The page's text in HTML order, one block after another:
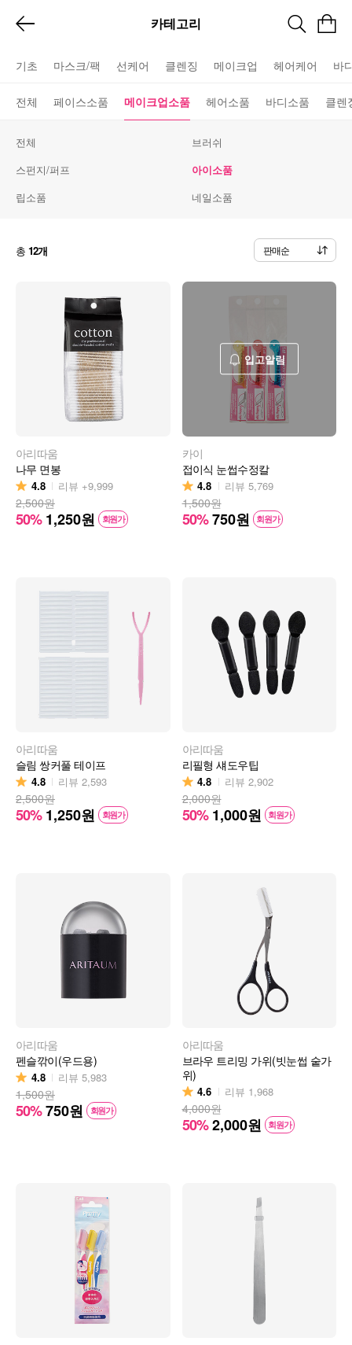
카테고리
기초 마스크/팩 선케어 클렌징 메이크업 헤어케어 바
전체 페이스소품 메이크업소품 헤어소품 바디소품 클렌
전체
브러쉬
스펀지/퍼프
아이소품
립소품
네일소품
총 12개 판매순
아리따움
나무 면봉
4.8 리뷰 +9,999
2,500원
50% 1,250원 회원가
입고알림
카이
접이식 눈썹수정칼
4.8 리뷰 5,769
1,500원
50%750원 회원가
아리따움
슬림 쌍커풀 테이프
4.8 리뷰 2,593
2,500원
50% 1,250원 회원가
아리따움
리필형 섀도우팁
4.8 리뷰 2,902
2,000원
50% 1,000원 회원가
아리따움
펜슬깎이(우드용)
4.8 리뷰 5,983
1,500원
50%750원 회원가
아리따움
브라우 트리밍 가위(빗눈썹 숱가
위)
4.6 리뷰 1,968
4,000원
50%2,000원 회원가